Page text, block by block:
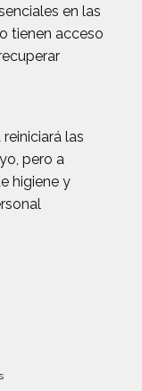
en las
tienen acceso
las
pero a
higiene y